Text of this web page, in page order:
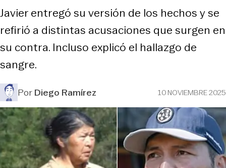
Javier entregó su versión de los hechos y se
refirió a distintas acusaciones que surgen en
su contra. Incluso explicó el hallazgo de
sangre.
PorDiego Ramírez 10 NOVIEMBRE 2025